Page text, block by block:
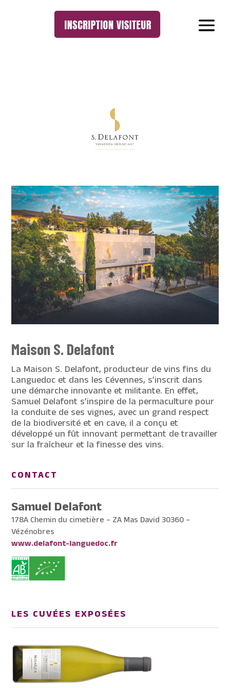
Maison S. Delafont
La Maison S. Delafont, producteur de vins fins du
Languedoc et dans les Cévennes, s’inscrit dans
une démarche innovante et militante. En effet,
Samuel Delafont s’inspire de la permaculture pour
la conduite de ses vignes, avec un grand respect
de la biodiversité et en cave, il a conçu et
développé un fût innovant permettant de travailler
sur la fraîcheur et la finesse des vins.
CONTACT
Samuel Delafont
178A Chemin du cimetière – ZA Mas David 30360 –
Vézénobres
www.delafont-languedoc.fr
LES CUVÉES EXPOSÉES